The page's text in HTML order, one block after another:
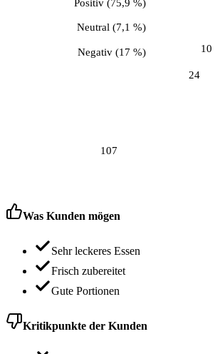
24
Negativ(17 %) 10
Neutral(7,1 %)
107
Positiv(75,9 %)
Was Kunden mögen
Sehr leckeres Essen
Frisch zubereitet
Gute Portionen
Kritikpunkte der Kunden